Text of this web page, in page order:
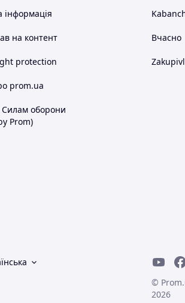
інформація
на контент
protection
prom.ua
оборони
Prom)
Вчасно
©
2026